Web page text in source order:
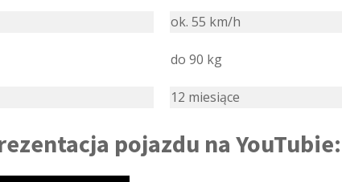
ok. 55 km/h
do 90 kg
12 miesiące
pojazdu na YouTubie: